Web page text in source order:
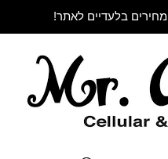
מחירים בלעדיים לאתר!